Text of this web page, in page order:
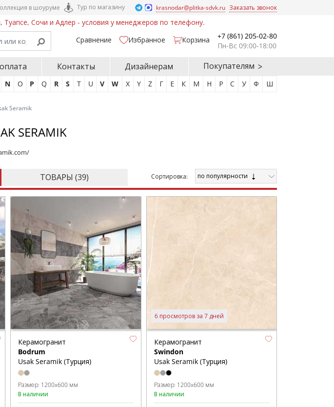
в шоуруме Тур по магазину krasnodar@plitka-sdvk.ru Заказать звонок
Сочи и Адлер - условия у менеджеров по телефону.
Сравнение Избранное Корзина
+7 (861) 205-02-80
Пн-Вс 09:00-18:00
Контакты Дизайнерам Покупателям
N O P Q R S T U V W X Y Z Г Е К М Н Р С У Ф Ш
Seramik
SERAMIK
ТОВАРЫ (39) Cортировка: по популярности
Керамогранит
Bodrum
Usak Seramik (Турция)
Размер: 1200x600 мм
В наличии
6 просмотров за 7 дней
Керамогранит
Swindon
Usak Seramik (Турция)
Размер: 1200x600 мм
В наличии